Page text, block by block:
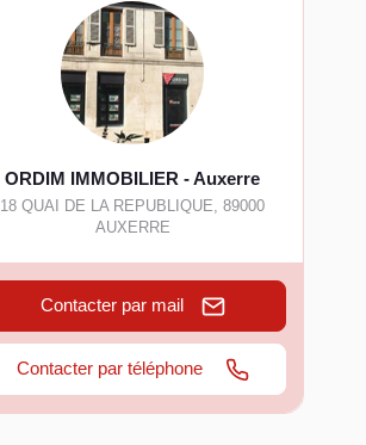
ORDIM IMMOBILIER - Auxerre
18 QUAI DE LA REPUBLIQUE,89000
AUXERRE
Contacter par mail
Contacter par téléphone